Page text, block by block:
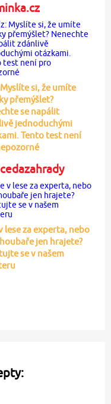
si, že umíte
přemýšlet?
se napálit
jednoduchými
Tento test není
lese za experta, nebo
jen hrajete?
se v našem